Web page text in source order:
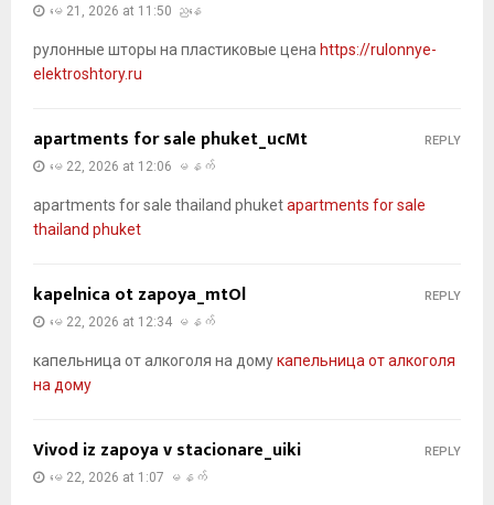
မေ 21, 2026 at 11:50 ညနေ
рулонные шторы на пластиковые цена https://rulonnye-
elektroshtory.ru
apartments for sale phuket_ucMt
မေ 22, 2026 at 12:06 မနက်
apartments for sale thailand phuketapartments for sale
thailand phuket
REPLY
kapelnica ot zapoya_mtOl
မေ 22, 2026 at 12:34 မနက်
капельница от алкоголя на домукапельница от алкоголя
на дому
REPLY
Vivod iz zapoya v stacionare_uiki
မေ 22, 2026 at 1:07 မနက်
REPLY